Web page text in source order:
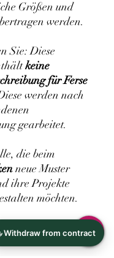
Größen und
werden.
Sie: Diese
keine
für Ferse
werden nach
gearbeitet.
die beim
neue Muster
ihre Projekte
möchten.